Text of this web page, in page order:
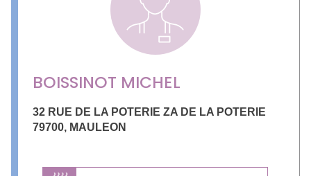
BOISSINOT MICHEL
32 RUE DE LA POTERIE ZA DE LA POTERIE
79700, MAULEON